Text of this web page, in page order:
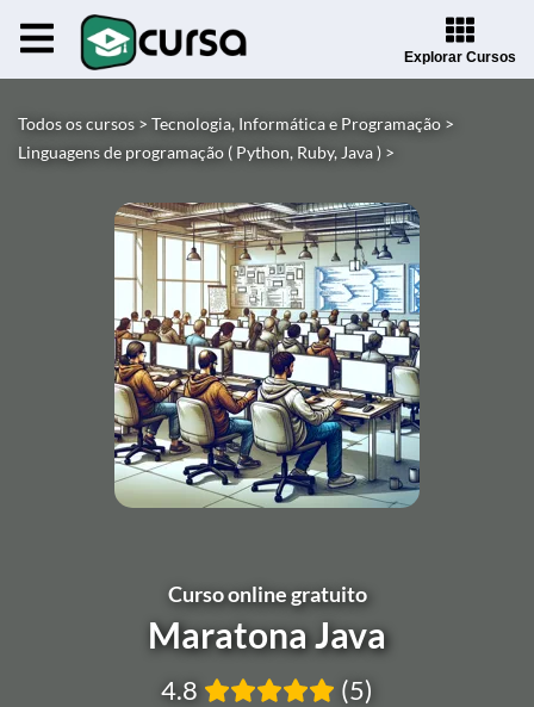
Explorar Cursos
Todos os cursos > Tecnologia, Informática e Programação >
Linguagens de programação ( Python, Ruby, Java ) >
Curso online gratuito
Maratona Java
4.8 (5)